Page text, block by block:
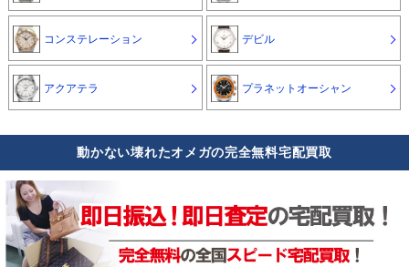
コンステレーション デビル
アクアテラ プラネットオーシャン
動かない壊れたオメガの完全無料宅配買取